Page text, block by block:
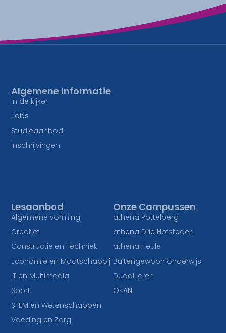
Onze Campussen
athena Pottelberg
athena Drie Hofsteden
athena Heule
Buitengewoon onderwijs
Duaal leren
OKAN
Lesaanbod
Algemene vorming
Creatief
Constructie en Techniek
Economie en Maatschappij
IT en Multimedia
Sport
STEM en Wetenschappen
Voeding en Zorg
Algemene Informatie
In de kijker
Jobs
Studieaanbod
Inschrijvingen